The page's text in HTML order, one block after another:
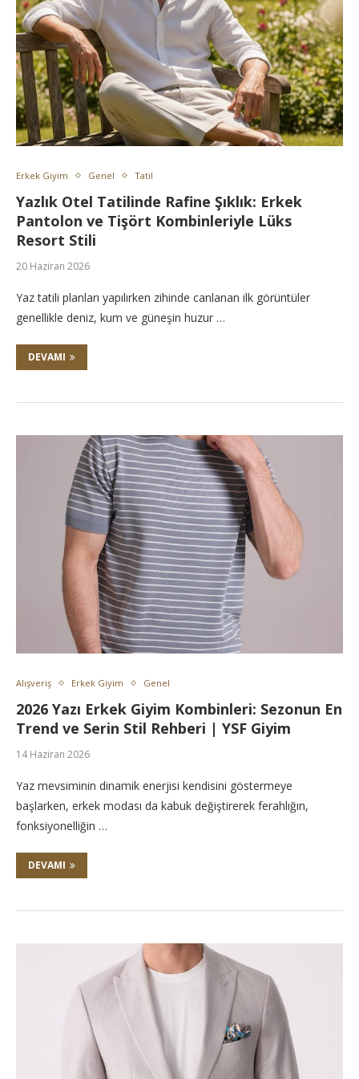
Erkek Giyim Genel Tatil
Yazlık Otel Tatilinde Rafine Şıklık: Erkek
Pantolon ve Tişört Kombinleriyle Lüks
Resort Stili
20 Haziran 2026
Yaz tatili planları yapılırken zihinde canlanan ilk görüntüler
genellikle deniz, kum ve güneşin huzur …
DEVAMI
Alışveriş Erkek Giyim Genel
2026 Yazı Erkek Giyim Kombinleri: Sezonun En
Trend ve Serin Stil Rehberi | YSF Giyim
14 Haziran 2026
Yaz mevsiminin dinamik enerjisi kendisini göstermeye
başlarken, erkek modası da kabuk değiştirerek ferahlığın,
fonksiyonelliğin …
DEVAMI